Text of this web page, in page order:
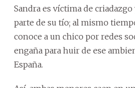
Sandra es víctima de
parte de su tío; al mismo
conoce a un chico por redes
engaña para huir de ese
España.